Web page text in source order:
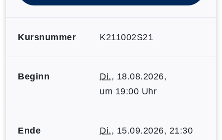
Kursnummer K211002S21
Beginn Di., 18.08.2026,
um 19:00 Uhr
Ende Di., 15.09.2026, 21:30